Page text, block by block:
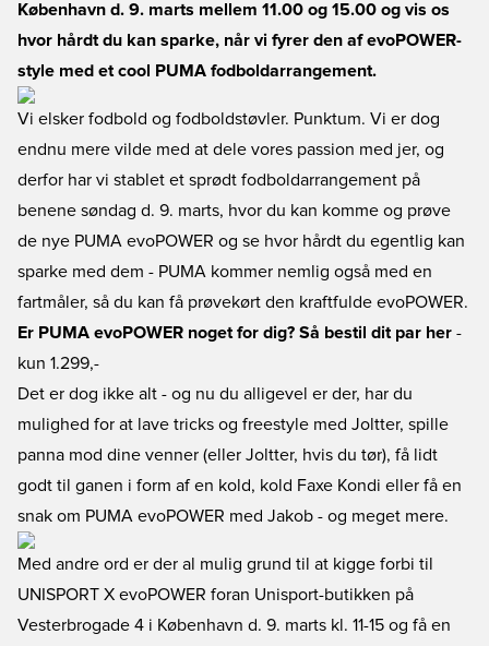
København d. 9. marts mellem 11.00 og 15.00 og vis os
hvor hårdt du kan sparke, når vi fyrer den af evoPOWER-
style med et cool PUMA fodboldarrangement.
Vi elsker fodbold og fodboldstøvler. Punktum. Vi er dog
endnu mere vilde med at dele vores passion med jer, og
derfor har vi stablet et sprødt fodboldarrangement på
benene søndag d. 9. marts, hvor du kan komme og prøve
de nye PUMA evoPOWER og se hvor hårdt du egentlig kan
sparke med dem - PUMA kommer nemlig også med en
fartmåler, så du kan få prøvekørt den kraftfulde evoPOWER.
Er PUMA evoPOWER noget for dig? Så bestil dit par her -
kun 1.299,-
Det er dog ikke alt - og nu du alligevel er der, har du
mulighed for at lave tricks og freestyle med Joltter, spille
panna mod dine venner (eller Joltter, hvis du tør), få lidt
godt til ganen i form af en kold, kold Faxe Kondi eller få en
snak om PUMA evoPOWER med Jakob - og meget mere.
Med andre ord er der al mulig grund til at kigge forbi til
UNISPORT X evoPOWER foran Unisport-butikken på
Vesterbrogade 4 i København d. 9. marts kl. 11-15 og få en